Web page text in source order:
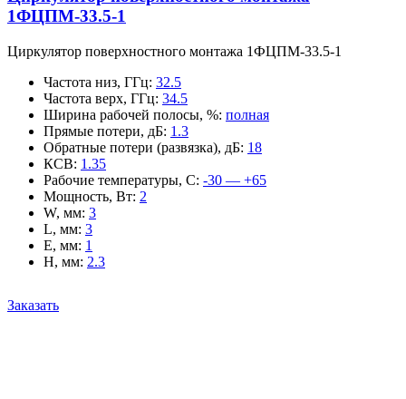
1ФЦПМ-33.5-1
Циркулятор поверхностного монтажа 1ФЦПМ-33.5-1
Частота низ, ГГц: 32.5
Частота верх, ГГц: 34.5
Ширина рабочей полосы, %: полная
Прямые потери, дБ: 1.3
Обратные потери (развязка), дБ: 18
КСВ: 1.35
Рабочие температуры, С: -30 — +65
Мощность, Вт: 2
W, мм: 3
L, мм: 3
E, мм: 1
H, мм: 2.3
Заказать